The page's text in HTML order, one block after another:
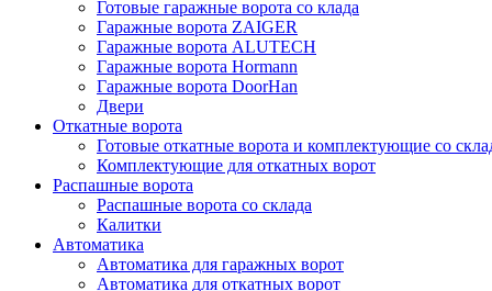
Готовые гаражные ворота со клада
Гаражные ворота ZAIGER
Гаражные ворота ALUTECH
Гаражные ворота Hormann
Гаражные ворота DoorHan
Двери
Откатные ворота
Готовые откатные ворота и комплектующие со
Комплектующие для откатных ворот
Распашные ворота
Распашные ворота со склада
Калитки
Автоматика
Автоматика для гаражных ворот
Автоматика для откатных ворот